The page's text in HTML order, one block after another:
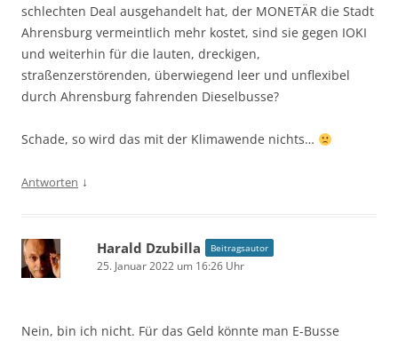
schlechten Deal ausgehandelt hat, der MONETÄR die Stadt
Ahrensburg vermeintlich mehr kostet, sind sie gegen IOKI
und weiterhin für die lauten, dreckigen,
straßenzerstörenden, überwiegend leer und unflexibel
durch Ahrensburg fahrenden Dieselbusse?
Schade, so wird das mit der Klimawende nichts…
Antworten ↓
Harald Dzubilla Beitragsautor
25. Januar 2022 um 16:26 Uhr
Nein, bin ich nicht. Für das Geld könnte man E-Busse